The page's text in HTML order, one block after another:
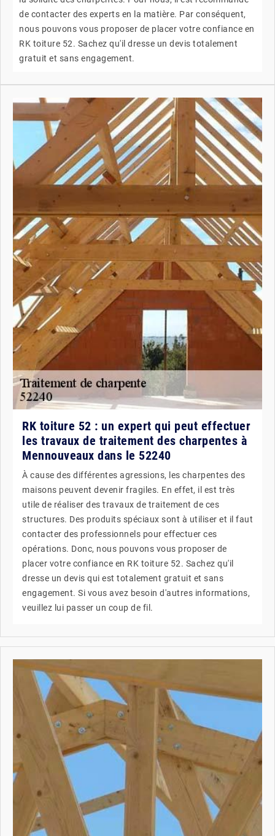
de contacter des experts en la matière. Par conséquent,
nous pouvons vous proposer de placer votre confiance en
RK toiture 52. Sachez qu'il dresse un devis totalement
gratuit et sans engagement.
RK toiture 52 : un expert qui peut effectuer
les travaux de traitement des charpentes à
Mennouveaux dans le 52240
À cause des différentes agressions, les charpentes des
maisons peuvent devenir fragiles. En effet, il est très
utile de réaliser des travaux de traitement de ces
structures. Des produits spéciaux sont à utiliser et il faut
contacter des professionnels pour effectuer ces
opérations. Donc, nous pouvons vous proposer de
placer votre confiance en RK toiture 52. Sachez qu'il
dresse un devis qui est totalement gratuit et sans
engagement. Si vous avez besoin d'autres informations,
veuillez lui passer un coup de fil.